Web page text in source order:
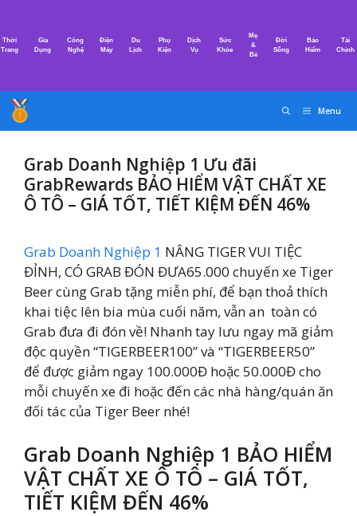
nội
Thời
Trang
Gia
Dụng
Công
Nghệ
Điện
Máy
Du
Lịch
Phụ
Kiện
Dịch
Vụ
Sức
Khỏe
Mẹ
&
Bé
Đời
Sống
Bảo
Hiểm
Tài
Chính
Menu
Grab Doanh Nghiệp 1 Ưu đãi
GrabRewards BẢO HIỂM VẬT CHẤT XE
Ô TÔ – GIÁ TỐT, TIẾT KIỆM ĐẾN 46%
Grab Doanh Nghiệp 1 NÂNG TIGER VUI TIỆC
ĐỈNH, CÓ GRAB ĐÓN ĐƯA65.000 chuyến xe Tiger
Beer cùng Grab tặng miễn phí, để bạn thoả thích
khai tiệc lên bia mùa cuối năm, vẫn an toàn có
Grab đưa đi đón về! Nhanh tay lưu ngay mã giảm
độc quyền “TIGERBEER100” và “TIGERBEER50”
để được giảm ngay 100.000Đ hoặc 50.000Đ cho
mỗi chuyến xe đi hoặc đến các nhà hàng/quán ăn
đối tác của Tiger Beer nhé!
Grab Doanh Nghiệp 1 BẢO HIỂM
VẬT CHẤT XE Ô TÔ – GIÁ TỐT,
TIẾT KIỆM ĐẾN 46%